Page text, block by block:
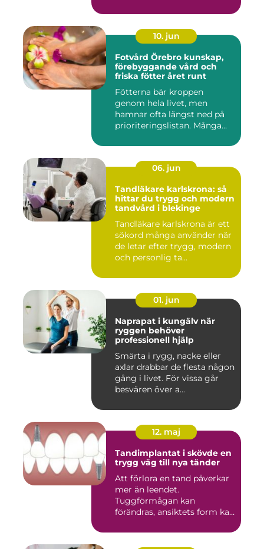
10. jun
Fotvård Örebro kunskap,
förebyggande vård och
friska fötter året runt
Fötterna bär kroppen
genom hela livet, men
hamnar ofta längst ned på
prioriteringslistan. Många
06. jun
Tandläkare karlskrona: så
hittar du trygg och modern
tandvård i blekinge
Tandläkare karlskrona är ett
sökord många använder när
de letar efter trygg, modern
och personlig ta...
01. jun
Naprapat i kungälv när
ryggen behöver
professionell hjälp
Smärta i rygg, nacke eller
axlar drabbar de flesta någon
gång i livet. För vissa går
besvären över a...
12. maj
Tandimplantat i skövde en
trygg väg till nya tänder
Att förlora en tand påverkar
mer än leendet.
Tuggförmågan kan
förändras, ansiktets form kan